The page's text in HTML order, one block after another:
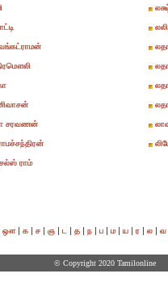
சரவணன்
ராம்
ஔ| க | ச | ஞ | ட | த | ந | ப | ம| ய | ர | ல | வ
© Copyright 2020 Tamilonline